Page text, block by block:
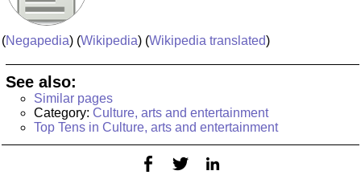
(Negapedia) (Wikipedia) (Wikipedia translated)
See also:
Similar pages
Category: Culture, arts and entertainment
Top Tens in Culture, arts and entertainment